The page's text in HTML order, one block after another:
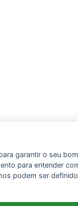
garantir o seu
para entender
podem ser